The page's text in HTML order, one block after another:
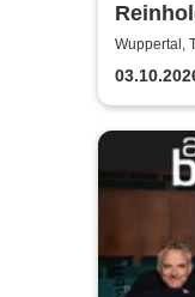
Rhue &
Wuppertal,